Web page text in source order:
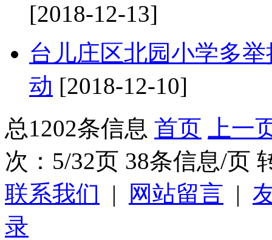
[2018-12-13]
台儿庄区北园小学多
动 [2018-12-10]
总1202条信息 首页
上一
次：5/32页 38条信息/页
联系我们 | 网站留言 |
录